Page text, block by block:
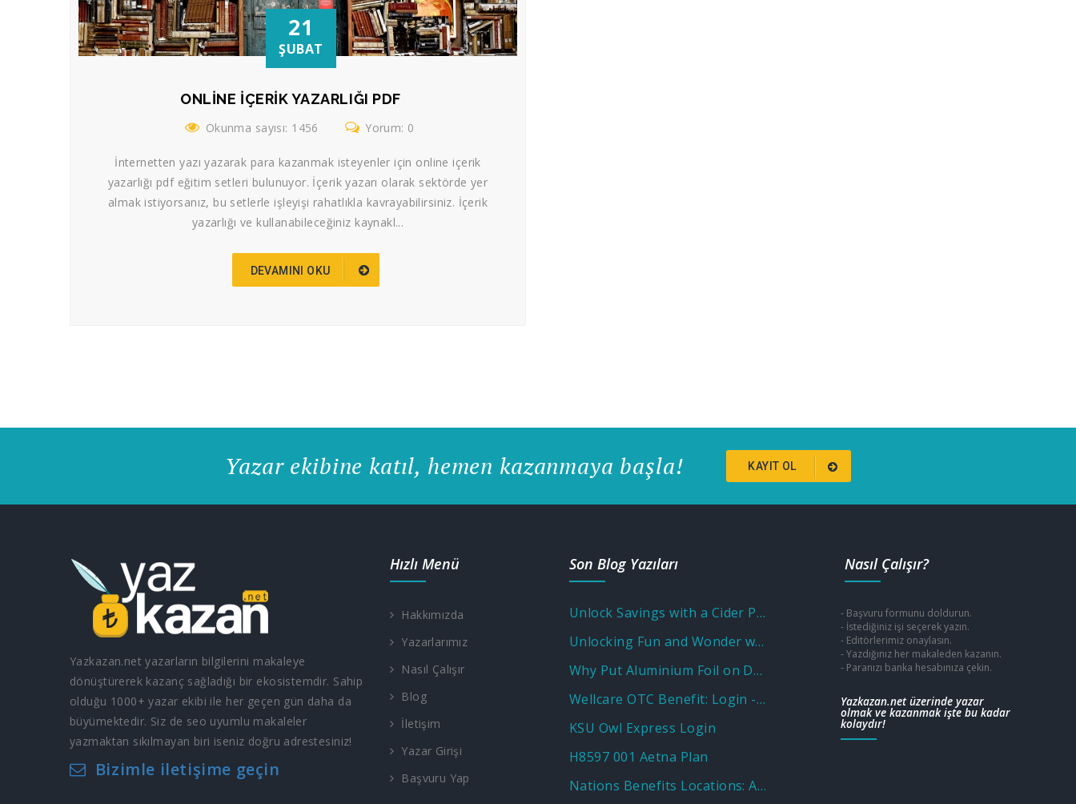
21
ŞUBAT
ONLINE İÇERIK YAZARLIĞI PDF
Okunma sayısı: 1456 Yorum: 0
İnternetten yazı yazarak para kazanmak isteyenler için online içerik
yazarlığı pdf eğitim setleri bulunuyor. İçerik yazarı olarak sektörde yer
almak istiyorsanız, bu setlerle işleyişi rahatlıkla kavrayabilirsiniz. İçerik
yazarlığı ve kullanabileceğiniz kaynakl...
DEVAMINI OKU
Yazar ekibine katıl, hemen kazanmaya başla! KAYIT OL
Yazkazan.net yazarların bilgilerini makaleye
dönüştürerek kazanç sağladığı bir ekosistemdir. Sahip
olduğu 1000+ yazar ekibi ile her geçen gün daha da
büyümektedir. Siz de seo uyumlu makaleler
yazmaktan sıkılmayan biri iseniz doğru adrestesiniz!
Bizimle iletişime geçin
Hızlı Menü
Hakkımızda
Yazarlarımız
Nasıl Çalışır
Blog
İletişim
Yazar Girişi
Başvuru Yap
Son Blog Yazıları
Unlock Savings with a Cider Promo Code
Unlocking Fun and Wonder with a Museum of Illusions Promo Code
Why Put Aluminium Foil on Door Knobs? Unveiling the Practical and Unusual Uses
Wellcare OTC Benefit: Login - Sign in Program - Catalog
KSU Owl Express Login
H8597 001 Aetna Plan
Nations Benefits Locations: Address & Near Me
Nasıl Çalışır?
- Başvuru formunu doldurun.
- İstediğiniz işi seçerek yazın.
- Editörlerimiz onaylasın.
- Yazdığınız her makaleden kazanın.
- Paranızı banka hesabınıza çekin.
Yazkazan.net üzerinde yazar
olmak ve kazanmak işte bu kadar
kolaydır!